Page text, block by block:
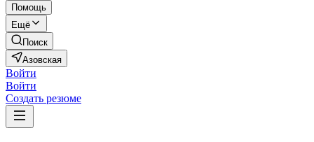
Помощь
Ещё
Поиск
Азовская
Войти
Войти
Создать резюме